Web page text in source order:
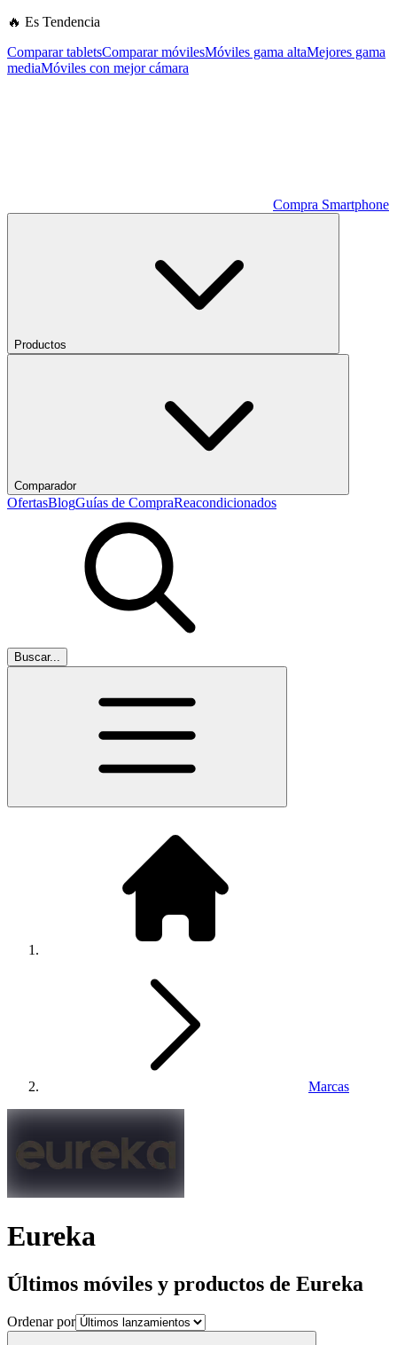
🔥 Es Tendencia
Comparar tabletsComparar móvilesMóviles gama altaMejores gama
mediaMóviles con mejor cámara
Compra Smartphone
Productos
Comparador
OfertasBlogGuías de CompraReacondicionados
Buscar...
Marcas
Eureka
Últimos móviles y productos de Eureka
Ordenar por